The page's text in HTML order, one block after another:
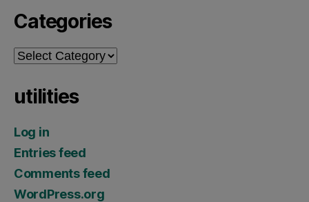
Categories
Categories
utilities
Log in
Entries feed
Comments feed
WordPress.org